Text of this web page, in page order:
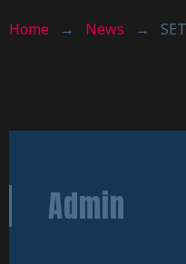
Home → News → SETTORE
Admin